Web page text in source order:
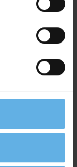
Labra